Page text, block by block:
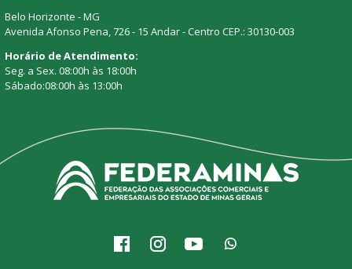
Belo Horizonte - MG
Avenida Afonso Pena, 726 - 15 Andar - Centro CEP.: 30130-003
Horário de Atendimento:
Seg. a Sex. 08:00h às 18:00h
Sábado:08:00h às 13:00h